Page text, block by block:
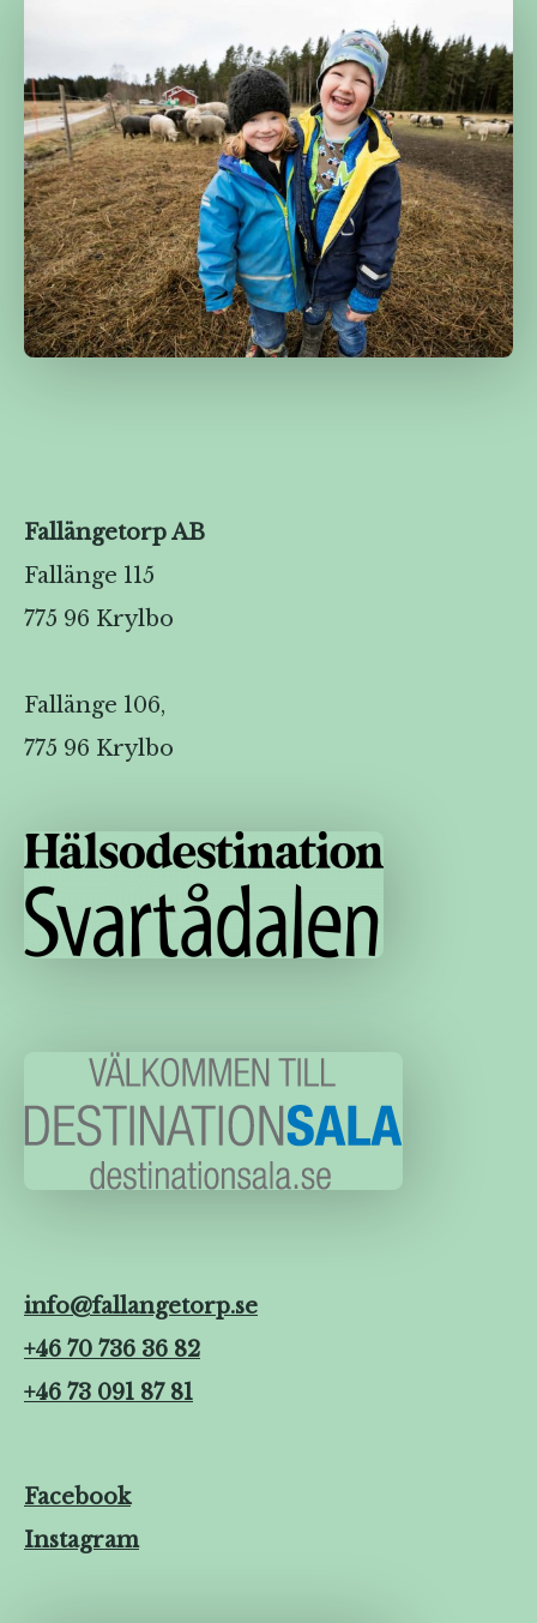
Fallängetorp AB
Fallänge 115
775 96 Krylbo
Fallänge 106,
775 96 Krylbo
info@fallangetorp.se
+46 70 736 36 82
+46 73 091 87 81
Facebook
Instagram